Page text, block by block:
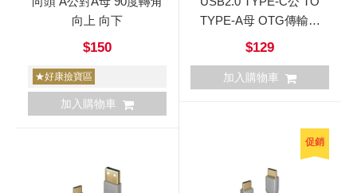
向上 向下
$150
★好康撿寶區
加入購物車
TYPE-A母 OTG傳輸線
0.15m
$129
加入購物車
促銷